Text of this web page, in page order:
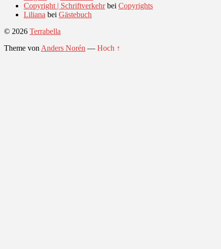
Copyright | Schriftverkehrbei Copyrights
Liliana bei Gästebuch
© 2026 Terrabella
Theme von Anders Norén — Hoch ↑